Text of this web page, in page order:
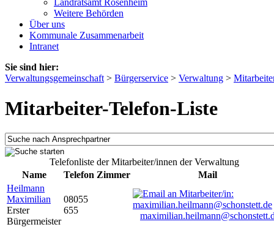
Landratsamt Rosenheim
Weitere Behörden
Über uns
Kommunale Zusammenarbeit
Intranet
Sie sind hier:
Verwaltungsgemeinschaft > Bürgerservice > Verwaltung >
Mitarbeiter-Telefon-Liste
Telefonliste der Mitarbeiter/innen der Verwaltung
Name
Telefon Zimmer
Mail
Heilmann
Maximilian
Erster
Bürgermeister
08055
655